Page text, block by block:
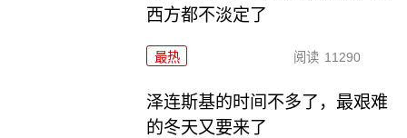
西方都不淡定了
最热 阅读 11290
泽连斯基的时间不多了，最艰难
的冬天又要来了